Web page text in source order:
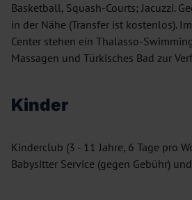
Basketball, Squash-Courts; Jacuzzi.
in der Nähe (Transfer ist kostenlos).
Center stehen ein Thalasso-
Massagen und Türkisches Bad zur
Kinder
Kinderclub (3 - 11 Jahre, 6 Tage pro
Babysitter Service (gegen Gebühr)